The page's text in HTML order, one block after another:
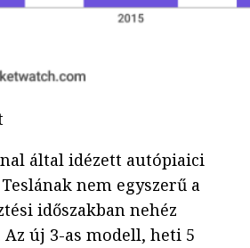
által idézett autópiaici
nem egyszerű a
időszakban nehéz
új 3-as modell, heti 5